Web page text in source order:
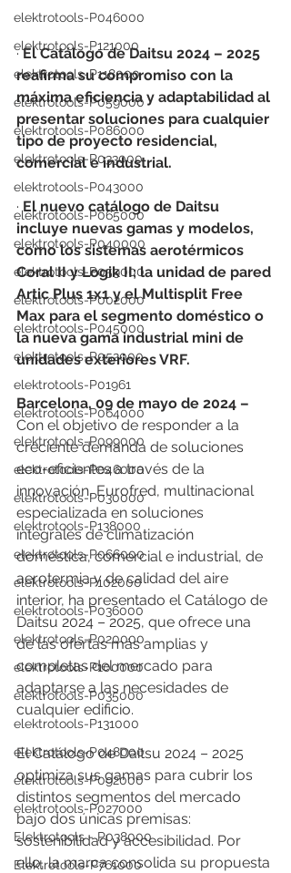
elektrotools-P046000
elektrotools-P121000
elektrotools-P118000
elektrotools-P059000
elektrotools-P086000
elektrotools-P033000
elektrotools-P043000
elektrotools-P065000
elektrotools-P040000
elektrotools-P059000
elektrotools-P002000
elektrotools-P045000
elektrotools-P052000
elektrotools-P01961
elektrotools-P064000
elektrotools-P099000
elektrotools-P046000
elektrotools-P030000
elektrotools-P138000
elektrotools-P066000
elektrotools-P102000
elektrotools-P036000
elektrotools-P020000
elektrotools-P100000
elektrotools-P035000
elektrotools-P131000
elektrotools-P048000
elektrotools-P092000
elektrotools-P027000
Elektrotools - P038000
Elektrotools-P761000
· El Catálogo de Daitsu 2024 – 2025
reafirma su compromiso con la
máxima eficiencia y adaptabilidad al
presentar soluciones para cualquier
tipo de proyecto residencial,
comercial e industrial.
· El nuevo catálogo de Daitsu
incluye nuevas gamas y modelos,
como los sistemas aerotérmicos
Coral II y Logik II; la unidad de pared
Artic Plus 1x1 y el Multisplit Free
Max para el segmento doméstico o
la nueva gama industrial mini de
unidades exteriores VRF.
Barcelona, 09 de mayo de 2024 –
Con el objetivo de responder a la
creciente demanda de soluciones
eco-eficientes a través de la
innovación, Eurofred, multinacional
especializada en soluciones
integrales de climatización
doméstica, comercial e industrial, de
aerotermia y de calidad del aire
interior, ha presentado el Catálogo de
Daitsu 2024 – 2025, que ofrece una
de las ofertas más amplias y
completas del mercado para
adaptarse a las necesidades de
cualquier edificio.
El Catálogo de Daitsu 2024 – 2025
optimiza sus gamas para cubrir los
distintos segmentos del mercado
bajo dos únicas premisas:
sostenibilidad y accesibilidad. Por
ello, la marca consolida su propuesta